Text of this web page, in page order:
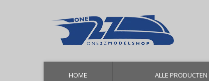
HOME ALLE PRODUCTEN